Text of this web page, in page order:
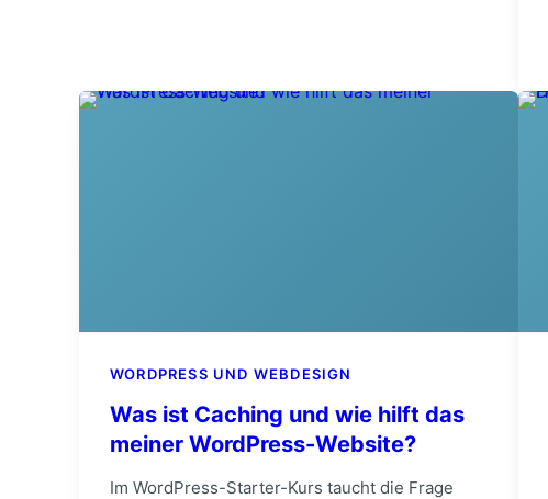
WORDPRESS UND WEBDESIGN
Was ist Caching und wie hilft das
meiner WordPress-Website?
Im WordPress-Starter-Kurs taucht die Frage